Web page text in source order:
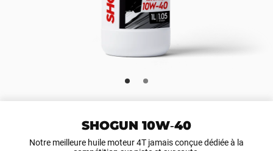
SHOGUN 10W‑40
Notre meilleure huile moteur 4T jamais conçue dédiée à la